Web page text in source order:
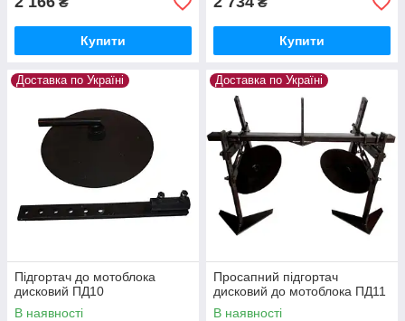
Купити Купити
Доставка по Україні
Підгортач до мотоблока
дисковий ПД10
В наявності
Доставка по Україні
Просапний підгортач
дисковий до мотоблока ПД11
В наявності